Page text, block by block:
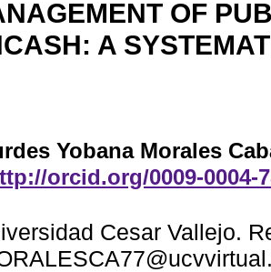
OF
A
Yobana Morales
orcid.org/0009-0004-
Cesar Vallejo.